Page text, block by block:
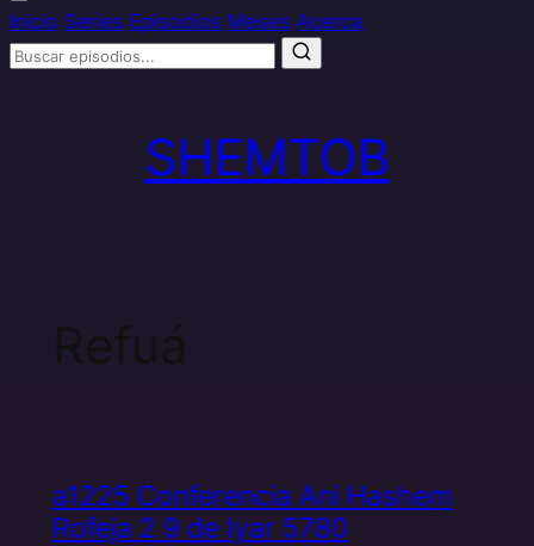
Inicio Series Episodios Meses Acerca
SHEMTOB
Refuá
a1225 Conferencia Ani Hashem
Rofeja 2 9 de Iyar 5780